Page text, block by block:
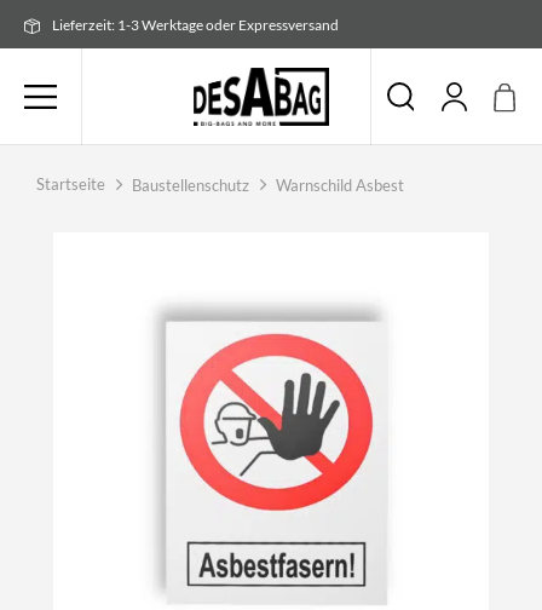
Inhalt
Lieferzeit: 1-3 Werktage oder Expressversand
Startseite Baustellenschutz Warnschild Asbest